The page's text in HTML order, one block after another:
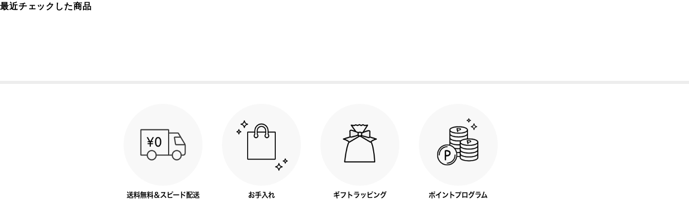
最近チェックした商品
送料無料＆スピード配送 お手入れ ギフトラッピング ポイントプログラム